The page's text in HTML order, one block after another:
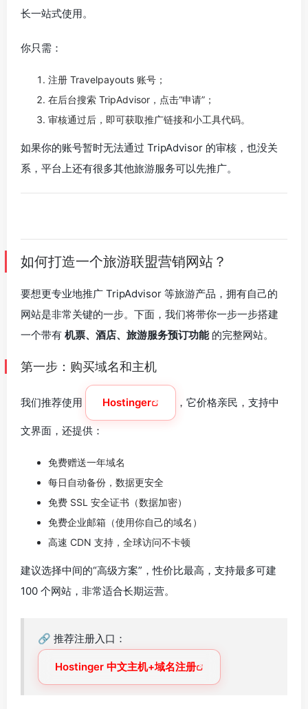
长一站式使用。
你只需：
注册 Travelpayouts 账号；
在后台搜索 TripAdvisor，点击“申请”；
审核通过后，即可获取推广链接和小工具代码。
如果你的账号暂时无法通过 TripAdvisor 的审核，也没关
系，平台上还有很多其他旅游服务可以先推广。
如何打造一个旅游联盟营销网站？
要想更专业地推广 TripAdvisor 等旅游产品，拥有自己的
网站是非常关键的一步。下面，我们将带你一步一步搭建
一个带有 机票、酒店、旅游服务预订功能的完整网站。
第一步：购买域名和主机
我们推荐使用 Hostinger ，它价格亲民，支持中
文界面，还提供：
免费赠送一年域名
每日自动备份，数据更安全
免费 SSL 安全证书（数据加密）
免费企业邮箱（使用你自己的域名）
高速 CDN 支持，全球访问不卡顿
建议选择中间的“高级方案”，性价比最高，支持最多可建
100 个网站，非常适合长期运营。
🔗 推荐注册入口：
Hostinger 中文主机+域名注册